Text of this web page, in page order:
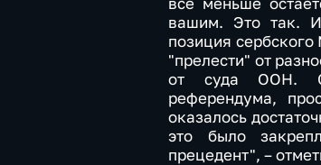
вашим. Это так. И
позиция
"прелести" от
от суда ООН.
референдума,
оказалось
это было
прецедент", –